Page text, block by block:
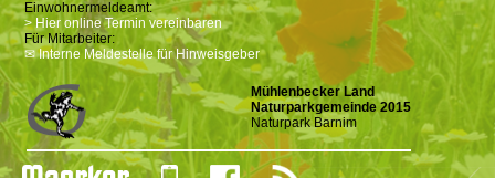
Einwohnermeldeamt:
> Hier online Termin vereinbaren
Für Mitarbeiter:
✉ Interne Meldestelle für Hinweisgeber
Mühlenbecker Land
Naturparkgemeinde 2015
Naturpark Barnim